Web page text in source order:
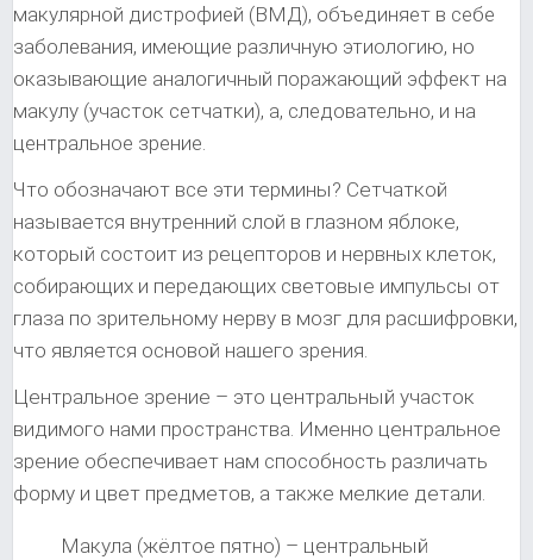
макулярной дистрофией (ВМД), объединяет в себе
заболевания, имеющие различную этиологию, но
оказывающие аналогичный поражающий эффект на
макулу (участок сетчатки), а, следовательно, и на
центральное зрение.
Что обозначают все эти термины? Сетчаткой
называется внутренний слой в глазном яблоке,
который состоит из рецепторов и нервных клеток,
собирающих и передающих световые импульсы от
глаза по зрительному нерву в мозг для расшифровки,
что является основой нашего зрения.
Центральное зрение – это центральный участок
видимого нами пространства. Именно центральное
зрение обеспечивает нам способность различать
форму и цвет предметов, а также мелкие детали.
Макула (жёлтое пятно) – центральный